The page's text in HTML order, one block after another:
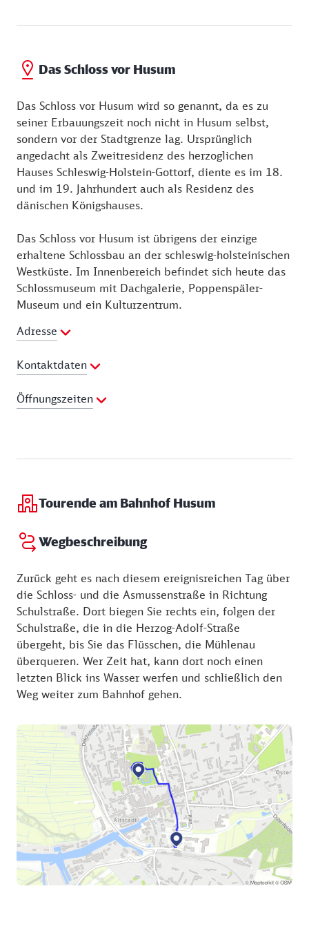
Das Schloss vor Husum
Das Schloss vor Husum wird so genannt, da es zu
seiner Erbauungszeit noch nicht in Husum selbst,
sondern vor der Stadtgrenze lag. Ursprünglich
angedacht als Zweitresidenz des herzoglichen
Hauses Schleswig-Holstein-Gottorf, diente es im 18.
und im 19. Jahrhundert auch als Residenz des
dänischen Königshauses.
Das Schloss vor Husum ist übrigens der einzige
erhaltene Schlossbau an der schleswig-holsteinischen
Westküste. Im Innenbereich befindet sich heute das
Schlossmuseum mit Dachgalerie, Poppenspäler-
Museum und ein Kulturzentrum.
Adresse
Kontaktdaten
Telefon:04841 2545
Webseite:http://www.museumsverbund-
Öffnungszeiten
Donnerstag:11:00 - 17:00 Uhr
Samstag:
Sonntag:11:00 - 17:00 Uhr
Tourende am Bahnhof Husum
Wegbeschreibung
Zurück geht es nach diesem ereignisreichen Tag über
die Schloss- und die Asmussenstraße in Richtung
Schulstraße. Dort biegen Sie rechts ein, folgen der
Schulstraße, die in die Herzog-Adolf-Straße
übergeht, bis Sie das Flüsschen, die Mühlenau
überqueren. Wer Zeit hat, kann dort noch einen
letzten Blick ins Wasser werfen und schließlich den
Weg weiter zum Bahnhof gehen.